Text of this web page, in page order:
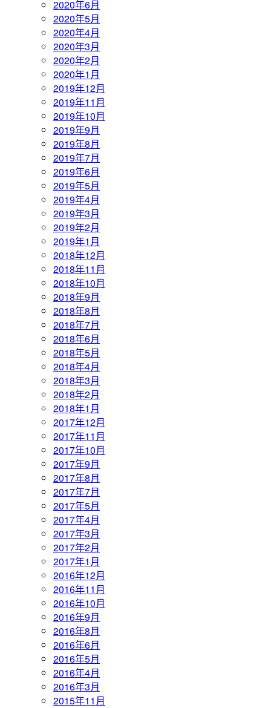
2020年6月
2020年5月
2020年4月
2020年3月
2020年2月
2020年1月
2019年12月
2019年11月
2019年10月
2019年9月
2019年8月
2019年7月
2019年6月
2019年5月
2019年4月
2019年3月
2019年2月
2019年1月
2018年12月
2018年11月
2018年10月
2018年9月
2018年8月
2018年7月
2018年6月
2018年5月
2018年4月
2018年3月
2018年2月
2018年1月
2017年12月
2017年11月
2017年10月
2017年9月
2017年8月
2017年7月
2017年5月
2017年4月
2017年3月
2017年2月
2017年1月
2016年12月
2016年11月
2016年10月
2016年9月
2016年8月
2016年6月
2016年5月
2016年4月
2016年3月
2015年11月